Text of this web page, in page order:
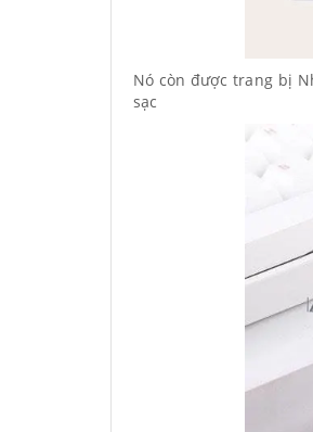
Nó còn được trang bị
sạc